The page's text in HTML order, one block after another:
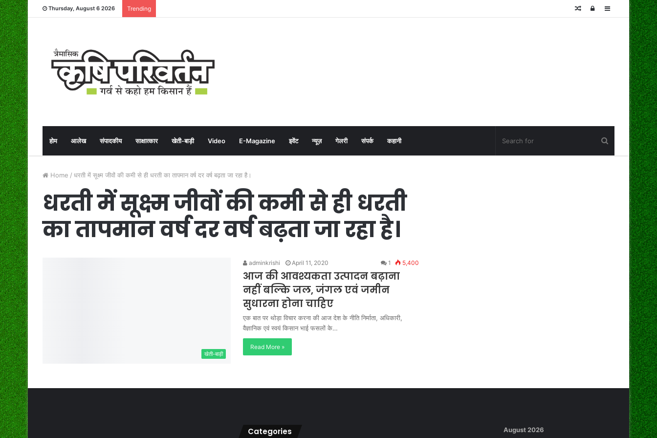
Thursday, August 6 2026 Trending Sidebar
Log
Random
होम आलेख संपादकीय साक्षात्कार खेती-बाड़ी Video E-Magazine इवेंट न्यूज़ गेलरी संपर्क कहानी
Home / धरती में सूक्ष्म जीवों की कमी से ही धरती का तापमान वर्ष दर वर्ष बढ़ता जा रहा है।
धरती में सूक्ष्म जीवों की कमी से ही धरती
का तापमान वर्ष दर वर्ष बढ़ता जा रहा है।
खेती-बाड़ी
adminkrishi April 11, 2020 1 5,400
आज की आवश्यकता उत्पादन बढ़ाना
नहीं बल्कि जल, जंगल एवं जमीन
सुधारना होना चाहिए
एक बात पर थोड़ा विचार करना की आज देश के नीति निर्माता, अधिकारी,
वैज्ञानिक एवं स्वयं किसान भाई फसलों के…
Read More »
Categories August 2026